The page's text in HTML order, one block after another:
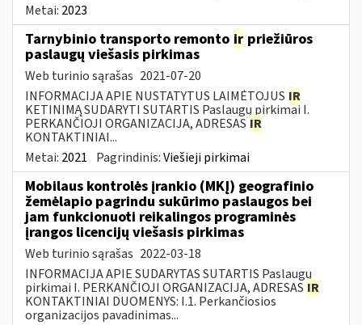
Metai: 2023
Tarnybinio transporto remonto ir priežiūros
paslaugų viešasis pirkimas
Web turinio sąrašas 2021-07-20
INFORMACIJA APIE NUSTATYTUS LAIMĖTOJUS IR
KETINIMĄ SUDARYTI SUTARTIS Paslaugų pirkimai I.
PERKANČIOJI ORGANIZACIJA, ADRESAS IR
KONTAKTINIAI...
Metai: 2021 Pagrindinis:Viešieji pirkimai
Mobilaus kontrolės įrankio (MKĮ) geografinio
žemėlapio pagrindu sukūrimo paslaugos bei
jam funkcionuoti reikalingos programinės
įrangos licencijų viešasis pirkimas
Web turinio sąrašas 2022-03-18
INFORMACIJA APIE SUDARYTAS SUTARTIS Paslaugų
pirkimai I. PERKANČIOJI ORGANIZACIJA, ADRESAS IR
KONTAKTINIAI DUOMENYS: I.1. Perkančiosios
organizacijos pavadinimas...